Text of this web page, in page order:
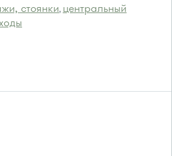
стоянки, центральный